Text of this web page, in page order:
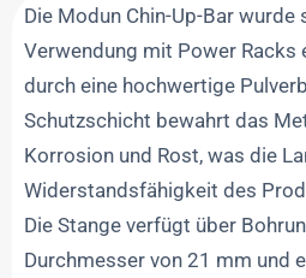
Die Modun Chin-Up-Bar wurde
Verwendung mit Power
durch eine hochwertige
Schutzschicht bewahrt das
Korrosion und Rost, was die
Widerstandsfähigkeit des
Die Stange verfügt über
Durchmesser von 21 mm und